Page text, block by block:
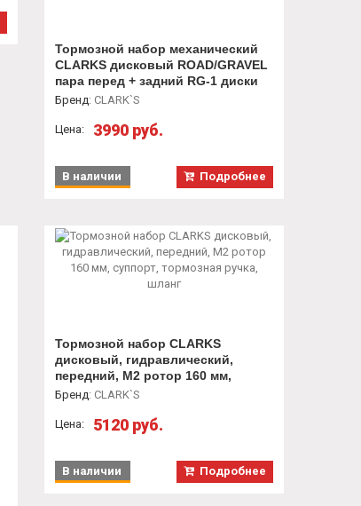
Тормозной набор механический
CLARKS дисковый ROAD/GRAVEL
пара перед + задний RG-1 диски
перед 160 мм, задний 140 мм,
Бренд: CLARK`S
Цена: 3990 руб.
Подробнее
В наличии
Тормозной набор CLARKS
дисковый, гидравлический,
передний, M2 ротор 160 мм,
суппорт, тормозная ручка, шланг
Бренд: CLARK`S
Цена: 5120 руб.
Подробнее
В наличии